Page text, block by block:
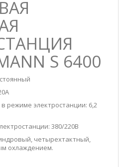
S 6400
режиме электростанции: 6,2
380/220В
четырехтактный,
охлаждением.